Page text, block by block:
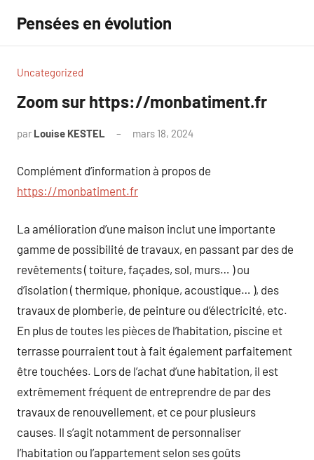
contenu
Pensées en évolution
Uncategorized
Zoom sur https://monbatiment.fr
par Louise KESTEL mars 18, 2024
Complément d’information à propos de
https://monbatiment.fr
La amélioration d’une maison inclut une importante
gamme de possibilité de travaux, en passant par des de
revêtements ( toiture, façades, sol, murs… ) ou
d’isolation ( thermique, phonique, acoustique… ), des
travaux de plomberie, de peinture ou d’électricité, etc.
En plus de toutes les pièces de l’habitation, piscine et
terrasse pourraient tout à fait également parfaitement
être touchées. Lors de l’achat d’une habitation, il est
extrêmement fréquent de entreprendre de par des
travaux de renouvellement, et ce pour plusieurs
causes. Il s’agit notamment de personnaliser
l’habitation ou l’appartement selon ses goûts